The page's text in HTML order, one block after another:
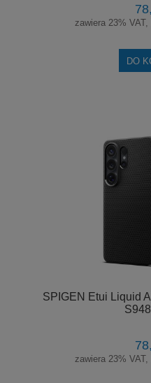
zawiera 23%
DO
SPIGEN Etui Liquid
zawiera 23%